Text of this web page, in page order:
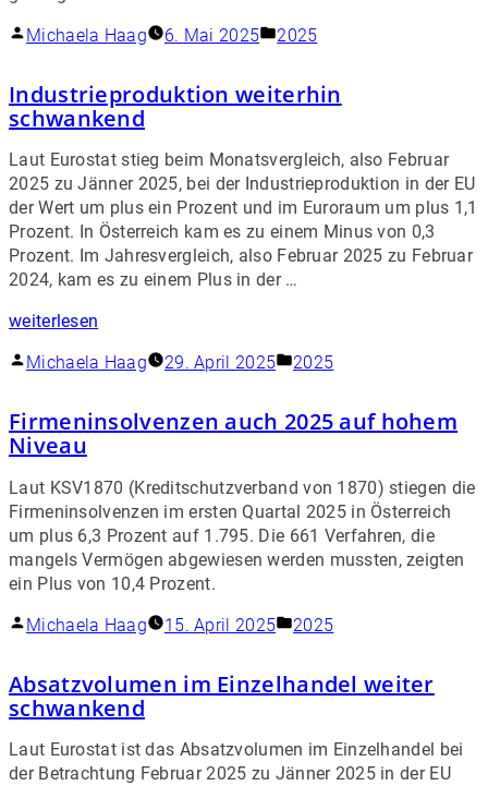
Michaela Haag
6. Mai 2025 2025
Industrieproduktion weiterhin
schwankend
Laut Eurostat stieg beim Monatsvergleich, also Februar
2025 zu Jänner 2025, bei der Industrieproduktion in der EU
der Wert um plus ein Prozent und im Euroraum um plus 1,1
Prozent. In Österreich kam es zu einem Minus von 0,3
Prozent. Im Jahresvergleich, also Februar 2025 zu Februar
2024, kam es zu einem Plus in der …
weiterlesen
Michaela Haag
29. April 2025 2025
Firmeninsolvenzen auch 2025 auf hohem
Niveau
Laut KSV1870 (Kreditschutzverband von 1870) stiegen die
Firmeninsolvenzen im ersten Quartal 2025 in Österreich
um plus 6,3 Prozent auf 1.795. Die 661 Verfahren, die
mangels Vermögen abgewiesen werden mussten, zeigten
ein Plus von 10,4 Prozent.
Michaela Haag
15. April 2025 2025
Absatzvolumen im Einzelhandel weiter
schwankend
Laut Eurostat ist das Absatzvolumen im Einzelhandel bei
der Betrachtung Februar 2025 zu Jänner 2025 in der EU